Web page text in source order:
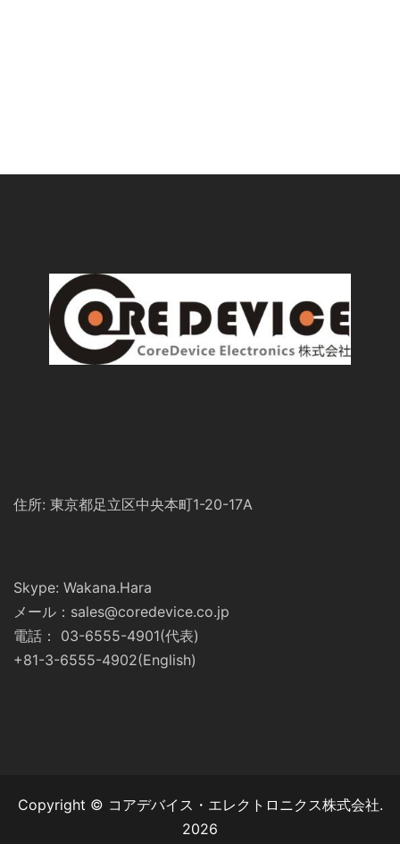
住所: 東京都足立区中央本町1-20-17A
Skype: Wakana.Hara
メール：sales@coredevice.co.jp
電話： 03-6555-4901(代表)
+81-3-6555-4902(English)
Copyright © コアデバイス・エレクトロニクス株式会社.
2026